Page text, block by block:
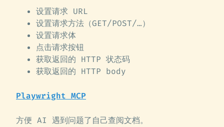
设置请求 URL
设置请求方法（GET/POST/…）
设置请求体
点击请求按钮
获取返回的 HTTP 状态码
获取返回的 HTTP body
Playwright MCP
方便 AI 遇到问题了自己查阅文档。